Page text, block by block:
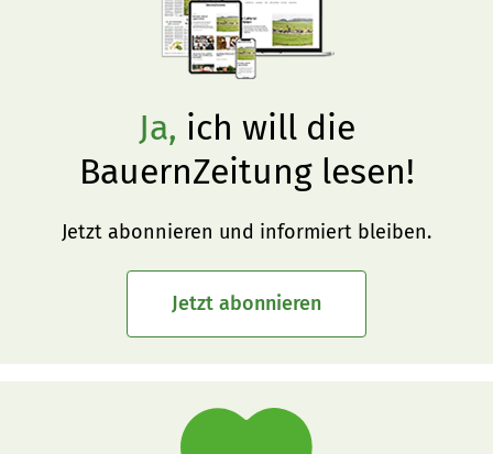
Ja, ich will die
BauernZeitung lesen!
Jetzt abonnieren und informiert bleiben.
Jetzt abonnieren